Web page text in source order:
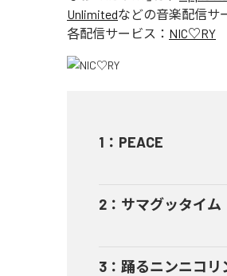
Unlimitedなどの音楽配信サ
各配信サービス： NIC♡RY
1 ： PEACE
2 ： サマグッタイム
3 ： 踊るニンニコリ